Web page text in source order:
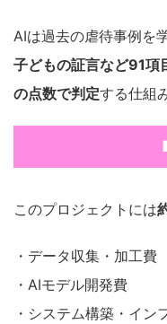
AIは過去の虐待事例を
子どもの証言など91項
の点数で判定する仕組
このプロジェクトには
・データ収集・加工費
・AIモデル開発費
・システム構築・イン